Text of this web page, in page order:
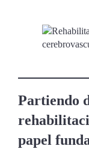
Partiendo
papel